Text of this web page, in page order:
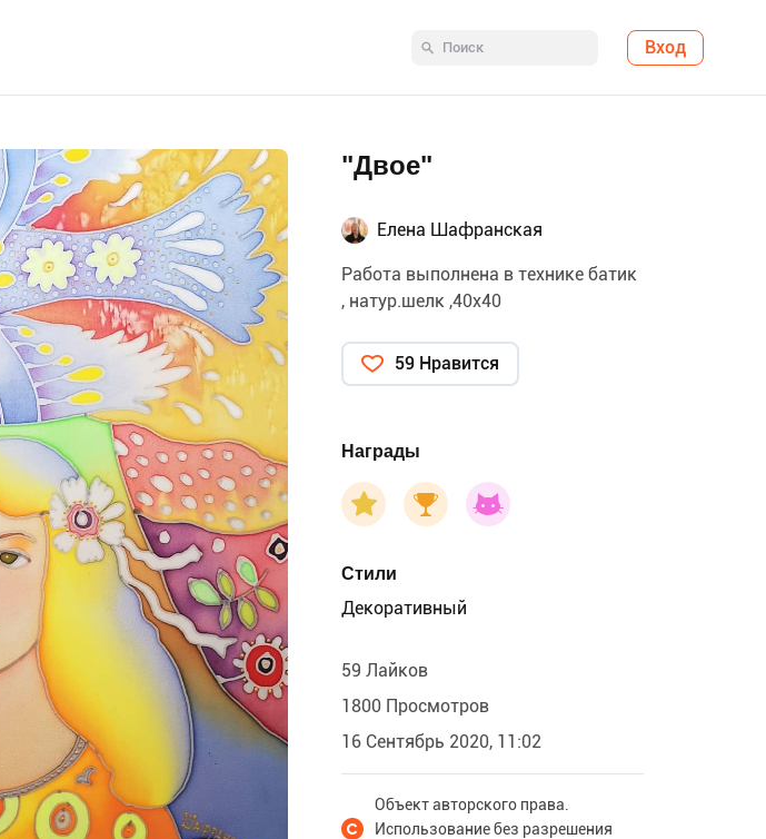
Вход
"Двое"
Елена Шафранская
Работа выполнена в технике батик
, натур.шелк ,40х40
59 Нравится
Награды
Стили
Декоративный
59 Лайков
1800 Просмотров
16 Сентябрь 2020, 11:02
Объект авторского права.
Использование без разрешения